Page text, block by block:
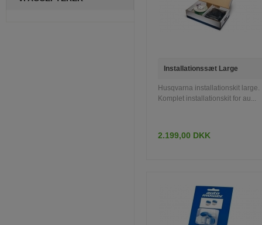
Installationssæt Large
Husqvarna installationskit large.
Komplet installationskit for au...
2.199,00 DKK